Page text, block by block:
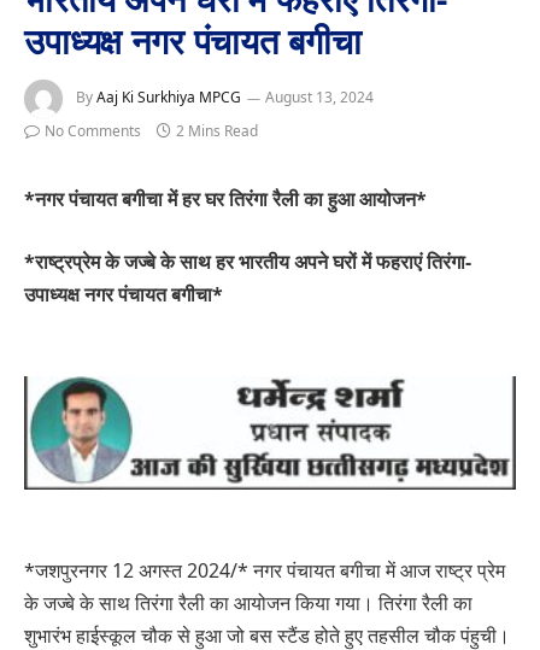
उपाध्यक्ष नगर पंचायत बगीचा
ByAaj Ki Surkhiya MPCG
August 13, 2024
No Comments
2 Mins Read
*नगर पंचायत बगीचा में हर घर तिरंगा रैली का हुआ आयोजन*
*राष्ट्रप्रेम के जज्बे के साथ हर भारतीय अपने घरों में फहराएं तिरंगा-
उपाध्यक्ष नगर पंचायत बगीचा*
*जशपुरनगर 12 अगस्त 2024/* नगर पंचायत बगीचा में आज राष्ट्र प्रेम
के जज्बे के साथ तिरंगा रैली का आयोजन किया गया। तिरंगा रैली का
शुभारंभ हाईस्कूल चौक से हुआ जो बस स्टैंड होते हुए तहसील चौक पंहुची।